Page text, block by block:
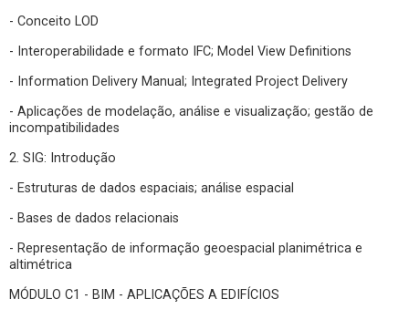
- Conceito LOD
- Interoperabilidade e formato IFC; Model View Definitions
- Information Delivery Manual; Integrated Project Delivery
- Aplicações de modelação, análise e visualização; gestão de
incompatibilidades
2. SIG: Introdução
- Estruturas de dados espaciais; análise espacial
- Bases de dados relacionais
- Representação de informação geoespacial planimétrica e
altimétrica
MÓDULO C1 - BIM - APLICAÇÕES A EDIFÍCIOS